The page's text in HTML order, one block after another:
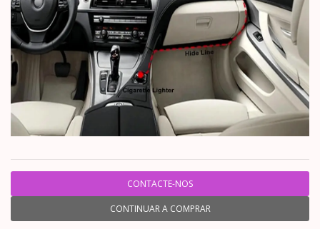
CONTACTE-NOS
CONTINUAR A COMPRAR